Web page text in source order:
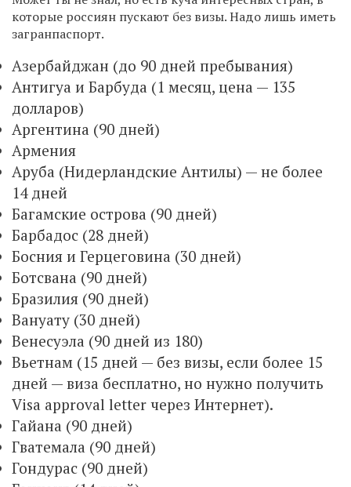
которые россиян пускают без визы. Надо лишь иметь
загранпаспорт.
Азербайджан (до 90 дней пребывания)
Антигуа и Барбуда (1 месяц, цена — 135
долларов)
Аргентина (90 дней)
Армения
Аруба (Нидерландские Антилы) — не более
14 дней
Багамские острова (90 дней)
Барбадос (28 дней)
Босния и Герцеговина (30 дней)
Ботсвана (90 дней)
Бразилия (90 дней)
Вануату (30 дней)
Венесуэла (90 дней из 180)
Вьетнам (15 дней — без визы, если более 15
дней — виза бесплатно, но нужно получить
Visa approval letter через Интернет).
Гайана (90 дней)
Гватемала (90 дней)
Гондурас (90 дней)